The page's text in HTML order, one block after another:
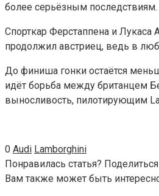
более серьёзным последствиям.
Спорткар Ферстаппена и Лукаса
продолжил австриец, ведь в
До финиша гонки остаётся
идёт борьба между британцем
выносливость, пилотирующим
0 Audi Lamborghini
Понравилась статья?
Вам также может быть